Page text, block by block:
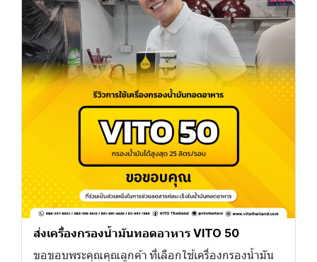
ส่งเครื่องกรองน้ำมันทอดอาหาร VITO 50
ขอขอบพระคุณคุณลูกค้า ที่เลือกใช้เครื่องกรองน้ำมัน